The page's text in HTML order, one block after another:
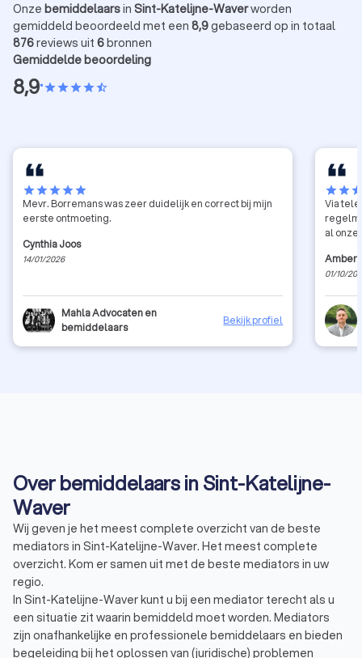
Onze bemiddelaarsin Sint-Katelijne-Waverworden
gemiddeld beoordeeld met een 8,9gebaseerd op in totaal
876reviews uit 6bronnen
Gemiddelde beoordeling
8,9•starstarstarstarstar_half
starstarstarstarstar
Mevr. Borremans was zeer duidelijk en correct bij mijn
eerste ontmoeting.
Cynthia Joos
14/01/2026
Mahla Advocaten en
bemiddelaars
Bekijk profiel
starstar
Via
al
Amber
01/10/
Over bemiddelaars in Sint-Katelijne-
Waver
Wij geven je het meest complete overzicht van de beste
mediators in Sint-Katelijne-Waver. Het meest complete
overzicht. Kom er samen uit met de beste mediators in uw
regio.
In Sint-Katelijne-Waver kunt u bij een mediator terecht als u
een situatie zit waarin bemiddeld moet worden. Mediators
zijn onafhankelijke en professionele bemiddelaars en bieden
begeleiding bij het oplossen van (juridische) problemen